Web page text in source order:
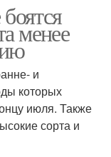
менее
и
которых
июля. Также
сорта и